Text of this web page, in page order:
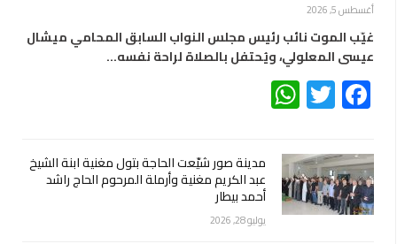
أغسطس 5, 2026
غيّب الموت نائب رئيس مجلس النواب السابق المحامي ميشال
عيسى المعلولي، ويُحتفل بالصلاة لراحة نفسه…
Facebook
Twitter
مدينة صور شيّعت الحاجة بتول مغنية ابنة الشيخ
عبد الكريم مغنية وأرملة المرحوم الحاج راشد
أحمد بيطار
يوليو 28, 2026